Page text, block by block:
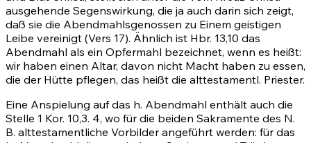
ausgehende Segenswirkung, die ja auch darin sich zeigt,
daß sie die Abendmahlsgenossen zu Einem geistigen
Leibe vereinigt (Vers 17). Ähnlich ist Hbr. 13,10 das
Abendmahl als ein Opfermahl bezeichnet, wenn es heißt:
wir haben einen Altar, davon nicht Macht haben zu essen,
die der Hütte pflegen, das heißt die alttestamentl. Priester.
Eine Anspielung auf das h. Abendmahl enthält auch die
Stelle 1 Kor. 10,3. 4, wo für die beiden Sakramente des N.
B. alttestamentliche Vorbilder angeführt werden: für das